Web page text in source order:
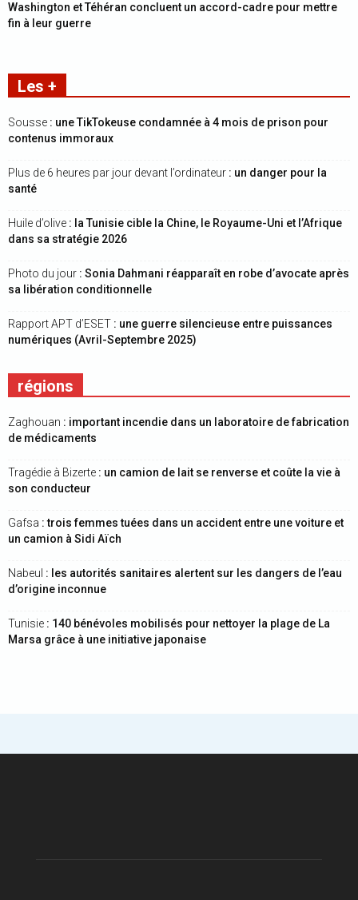
Washington et Téhéran concluent un accord-cadre pour mettre
fin à leur guerre
Les +
Sousse : une TikTokeuse condamnée à 4 mois de prison pour
contenus immoraux
Plus de 6 heures par jour devant l’ordinateur : un danger pour la
santé
Huile d’olive : la Tunisie cible la Chine, le Royaume-Uni et l’Afrique
dans sa stratégie 2026
Photo du jour : Sonia Dahmani réapparaît en robe d’avocate après
sa libération conditionnelle
Rapport APT d’ESET : une guerre silencieuse entre puissances
numériques (Avril-Septembre 2025)
régions
Zaghouan : important incendie dans un laboratoire de fabrication
de médicaments
Tragédie à Bizerte : un camion de lait se renverse et coûte la vie à
son conducteur
Gafsa : trois femmes tuées dans un accident entre une voiture et
un camion à Sidi Aïch
Nabeul : les autorités sanitaires alertent sur les dangers de l’eau
d’origine inconnue
Tunisie : 140 bénévoles mobilisés pour nettoyer la plage de La
Marsa grâce à une initiative japonaise